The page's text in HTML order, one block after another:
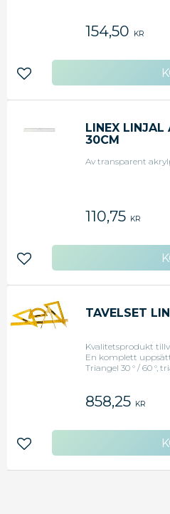
154,50 KR
Lägg till i favoriter
LINEX LINJAL
30CM
Av transparent
110,75 KR
Lägg till i favoriter
TAVELSET
Kvalitetsprodukt
En komplett
Triangel 30 ° / 60 °,
grepp vid arbete på
858,25 KR
Lägg till i favoriter